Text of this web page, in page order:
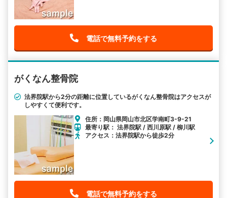
電話で無料予約をする
がくなん整骨院
法界院駅から2分の距離に位置しているがくなん整骨院はアクセスが
しやすくて便利です。
住所：岡山県岡山市北区学南町3-9-21
最寄り駅： 法界院駅 / 西川原駅 / 柳川駅
アクセス：法界院駅から徒歩2分
電話で無料予約をする